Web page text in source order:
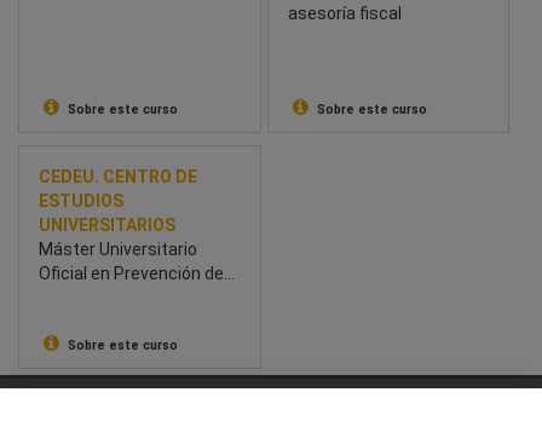
Sobre este curso
asesoría fiscal
Sobre este curso
CEDEU. CENTRO DE
ESTUDIOS
UNIVERSITARIOS
Máster Universitario
Oficial en Prevención de
Sobre este curso